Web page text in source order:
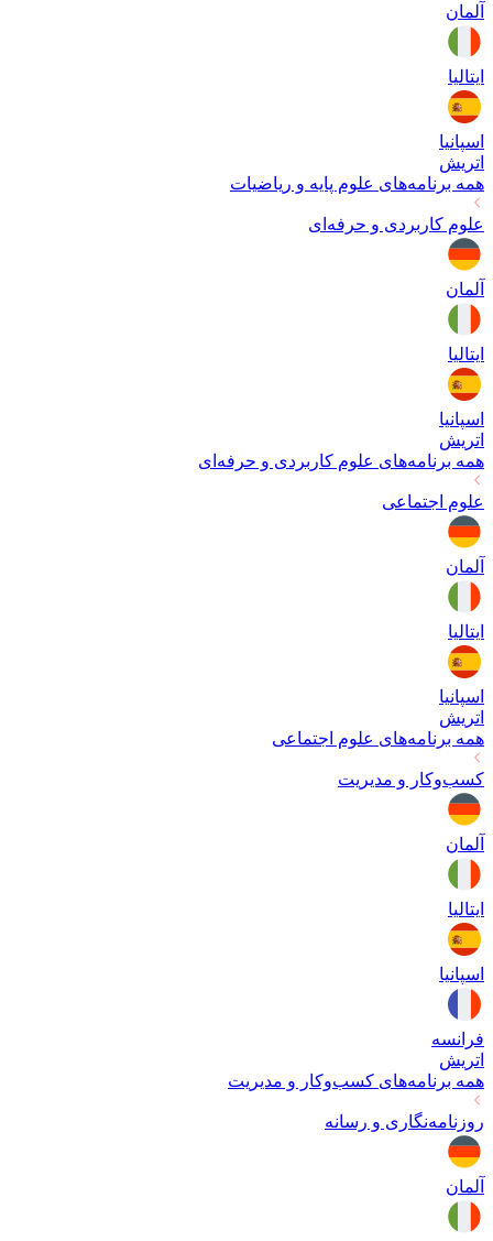
آلمان
ایتالیا
اسپانیا
اتریش
همه برنامه‌های علوم پایه و ریاضیات
علوم کاربردی و حرفه‌ای
آلمان
ایتالیا
اسپانیا
اتریش
همه برنامه‌های علوم کاربردی و حرفه‌ای
علوم اجتماعی
آلمان
ایتالیا
اسپانیا
اتریش
همه برنامه‌های علوم اجتماعی
کسب‌وکار و مدیریت
آلمان
ایتالیا
اسپانیا
فرانسه
اتریش
همه برنامه‌های کسب‌وکار و مدیریت
روزنامه‌نگاری و رسانه
آلمان